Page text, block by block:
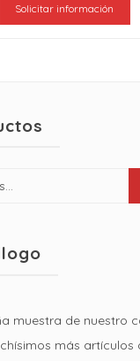
Solicitar información
muestra de nuestro
más artículos